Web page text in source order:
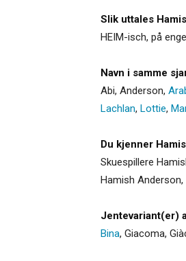
Slik uttales
HEIM-isch, på
Navn i samme
Abi, Anderson,
Lachlan, Lottie,
Du kjenner
Skuespillere
Hamish
Jentevariant(er)
Bina, Giacoma,